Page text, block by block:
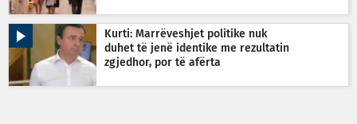
Kurti: Marrëveshjet politike nuk
duhet të jenë identike me rezultatin
zgjedhor, por të afërta